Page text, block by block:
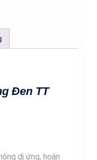
Đen TT
dị ứng, hoàn